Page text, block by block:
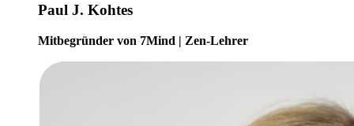
Paul J. Kohtes
Mitbegründer von 7Mind | Zen-Lehrer